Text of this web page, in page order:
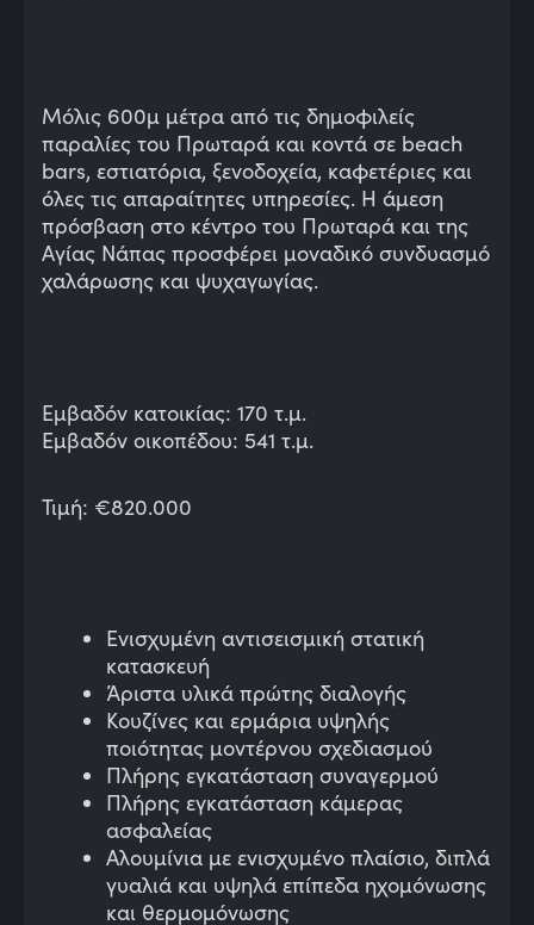
Μόλις 600μ μέτρα από τις δημοφιλείς
παραλίες του Πρωταρά και κοντά σε beach
bars, εστιατόρια, ξενοδοχεία, καφετέριες και
όλες τις απαραίτητες υπηρεσίες. Η άμεση
πρόσβαση στο κέντρο του Πρωταρά και της
Αγίας Νάπας προσφέρει μοναδικό συνδυασμό
χαλάρωσης και ψυχαγωγίας.
Εμβαδόν κατοικίας: 170 τ.μ.
Εμβαδόν οικοπέδου: 541 τ.μ.
Τιμή: €820.000
Ενισχυμένη αντισεισμική στατική
κατασκευή
Άριστα υλικά πρώτης διαλογής
Κουζίνες και ερμάρια υψηλής
ποιότητας μοντέρνου σχεδιασμού
Πλήρης εγκατάσταση συναγερμού
Πλήρης εγκατάσταση κάμερας
ασφαλείας
Αλουμίνια με ενισχυμένο πλαίσιο, διπλά
γυαλιά και υψηλά επίπεδα ηχομόνωσης
και θερμομόνωσης